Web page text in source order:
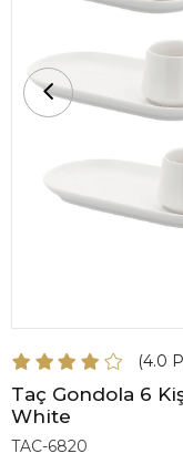
4.0
Taç Gondola 6
White
TAC-6820